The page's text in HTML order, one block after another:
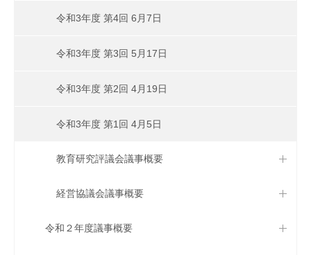
令和3年度 第4回 6月7日
令和3年度 第3回 5月17日
令和3年度 第2回 4月19日
令和3年度 第1回 4月5日
教育研究評議会議事概要
経営協議会議事概要
令和２年度議事概要